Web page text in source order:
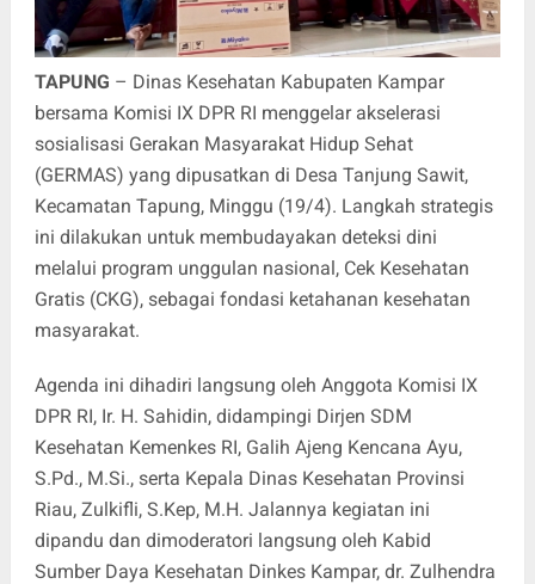
TAPUNG – Dinas Kesehatan Kabupaten Kampar
bersama Komisi IX DPR RI menggelar akselerasi
sosialisasi Gerakan Masyarakat Hidup Sehat
(GERMAS) yang dipusatkan di Desa Tanjung Sawit,
Kecamatan Tapung, Minggu (19/4). Langkah strategis
ini dilakukan untuk membudayakan deteksi dini
melalui program unggulan nasional, Cek Kesehatan
Gratis (CKG), sebagai fondasi ketahanan kesehatan
masyarakat.
Agenda ini dihadiri langsung oleh Anggota Komisi IX
DPR RI, Ir. H. Sahidin, didampingi Dirjen SDM
Kesehatan Kemenkes RI, Galih Ajeng Kencana Ayu,
S.Pd., M.Si., serta Kepala Dinas Kesehatan Provinsi
Riau, Zulkifli, S.Kep, M.H. Jalannya kegiatan ini
dipandu dan dimoderatori langsung oleh Kabid
Sumber Daya Kesehatan Dinkes Kampar, dr. Zulhendra